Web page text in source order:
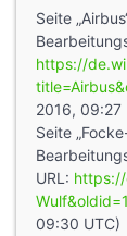
Seite
https://
2016, 09:27
Seite
URL:
09:30 UTC)